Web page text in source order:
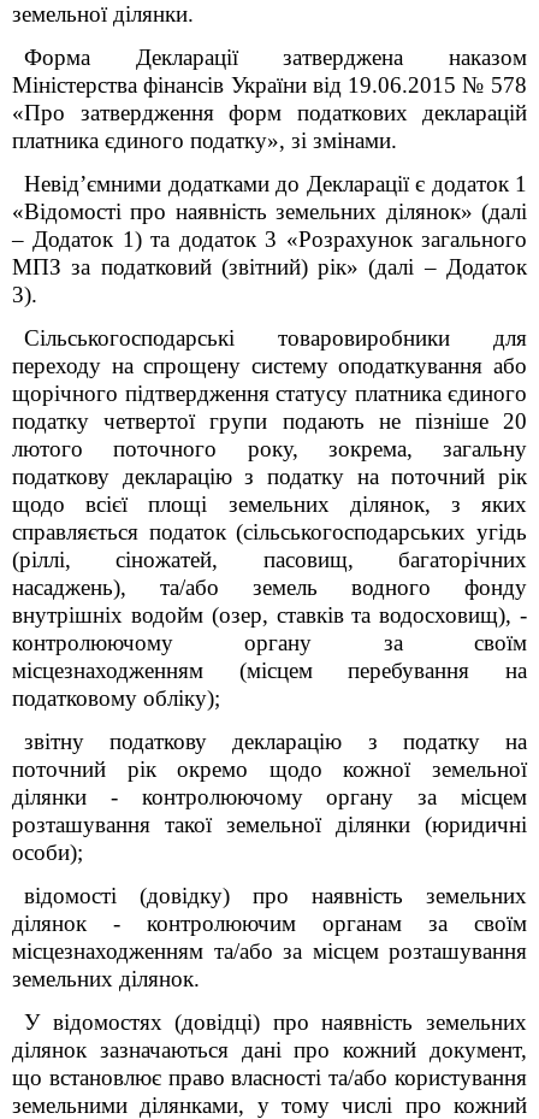
земельної ділянки.
Форма Декларації затверджена наказом
Міністерства фінансів України від 19.06.2015 № 578
«Про затвердження форм податкових декларацій
платника єдиного податку», зі змінами.
Невід’ємними додатками до Декларації є додаток 1
«Відомості про наявність земельних ділянок» (далі
– Додаток 1) та додаток 3 «Розрахунок загального
МПЗ за податковий (звітний) рік» (далі – Додаток
3).
Сільськогосподарські товаровиробники для
переходу на спрощену систему оподаткування або
щорічного підтвердження статусу платника єдиного
податку четвертої групи подають не пізніше 20
лютого поточного року, зокрема, загальну
податкову декларацію з податку на поточний рік
щодо всієї площі земельних ділянок, з яких
справляється податок (сільськогосподарських угідь
(ріллі, сіножатей, пасовищ, багаторічних
насаджень), та/або земель водного фонду
внутрішніх водойм (озер, ставків та водосховищ), -
контролюючому органу за своїм
місцезнаходженням (місцем перебування на
податковому обліку);
звітну податкову декларацію з податку на
поточний рік окремо щодо кожної земельної
ділянки - контролюючому органу за місцем
розташування такої земельної ділянки (юридичні
особи);
відомості (довідку) про наявність земельних
ділянок - контролюючим органам за своїм
місцезнаходженням та/або за місцем розташування
земельних ділянок.
У відомостях (довідці) про наявність земельних
ділянок зазначаються дані про кожний документ,
що встановлює право власності та/або користування
земельними ділянками, у тому числі про кожний